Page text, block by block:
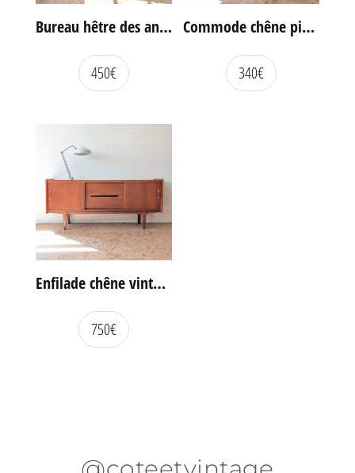
Bureau hêtre des années 60
450€
Commode chêne pieds compas vintage
340€
Enfilade chêne vintage portes coulissantes
750€